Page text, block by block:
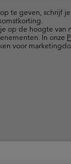
te geven, schrijf
op de hoogte van
In onze
voor